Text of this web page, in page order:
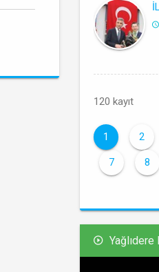
120 kayıt
1 2
7 8
Yağlıdere